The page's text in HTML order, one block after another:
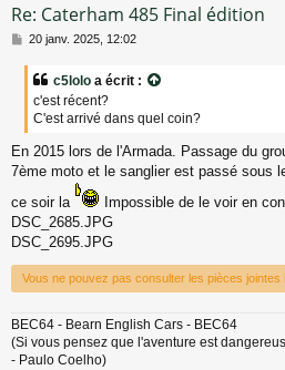
Re: Caterham 485 Final édition
M
e
20 janv. 2025, 12:02
c5lolo a écrit :
c'est récent?
C'est arrivé dans quel coin?
En 2015 lors de l'Armada. Passage du
7ème moto et le sanglier est passé sous
ce soir la
Impossible de le voir en
DSC_2685.JPG
DSC_2695.JPG
Vous ne pouvez pas consulter les pièces jointes
BEC64 - Bearn English Cars - BEC64
(Si vous pensez que l'aventure est
- Paulo Coelho)